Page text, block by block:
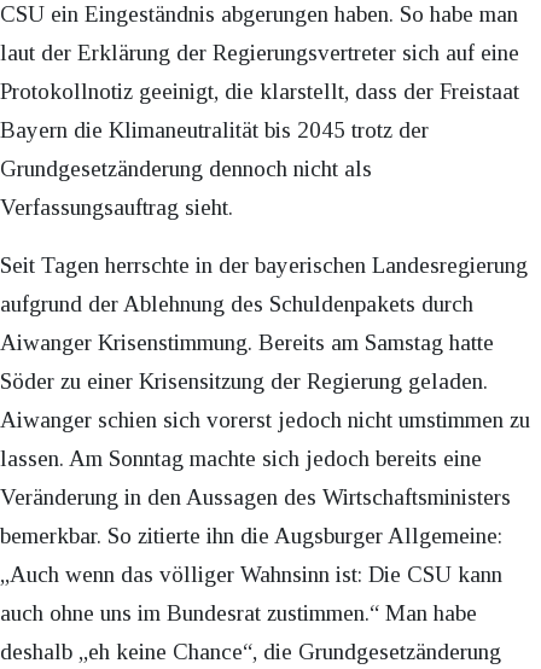
CSU ein Eingeständnis abgerungen haben. So habe man
laut der Erklärung der Regierungsvertreter sich auf eine
Protokollnotiz geeinigt, die klarstellt, dass der Freistaat
Bayern die Klimaneutralität bis 2045 trotz der
Grundgesetzänderung dennoch nicht als
Verfassungsauftrag sieht.
Seit Tagen herrschte in der bayerischen Landesregierung
aufgrund der Ablehnung des Schuldenpakets durch
Aiwanger Krisenstimmung. Bereits am Samstag hatte
Söder zu einer Krisensitzung der Regierung geladen.
Aiwanger schien sich vorerst jedoch nicht umstimmen zu
lassen. Am Sonntag machte sich jedoch bereits eine
Veränderung in den Aussagen des Wirtschaftsministers
bemerkbar. So zitierte ihn die Augsburger Allgemeine:
„Auch wenn das völliger Wahnsinn ist: Die CSU kann
auch ohne uns im Bundesrat zustimmen.“ Man habe
deshalb „eh keine Chance“, die Grundgesetzänderung